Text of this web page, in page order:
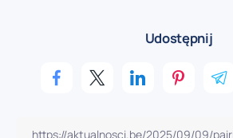
Udostępnij